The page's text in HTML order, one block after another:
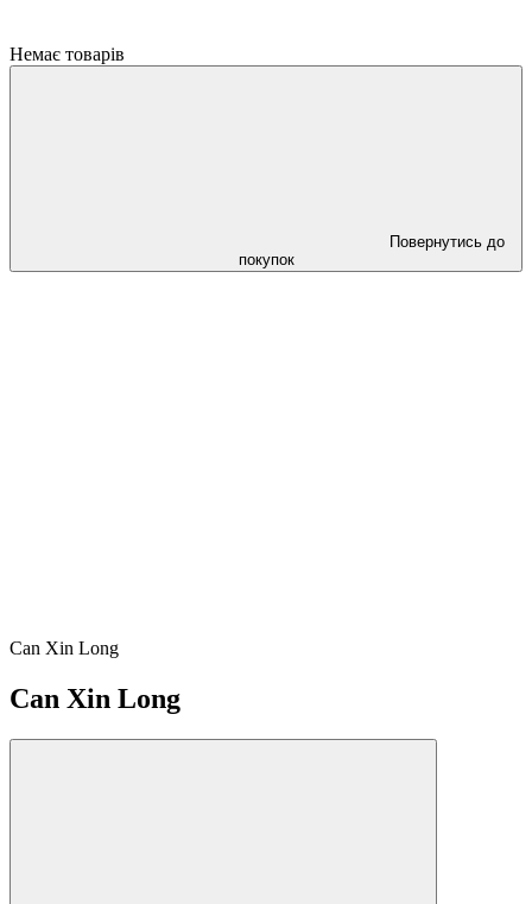
Немає товарів
Повернутись до
покупок
Can Xin Long
Can Xin Long